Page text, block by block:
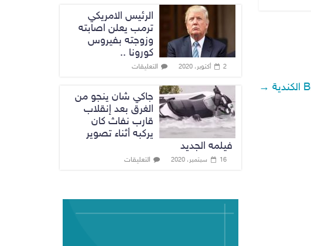
→
الرئيس الامريكي
ترمب يعلن اصابته
وزوجته بفيروس
كورونا ..
2 أكتوبر، 2020 التعليقات
جاكي شان ينجو من
الغرق بعد إنقلاب
قارب نفاث كان
يركبه أثناء تصوير
فيلمه الجديد
16 سبتمبر، 2020 التعليقات